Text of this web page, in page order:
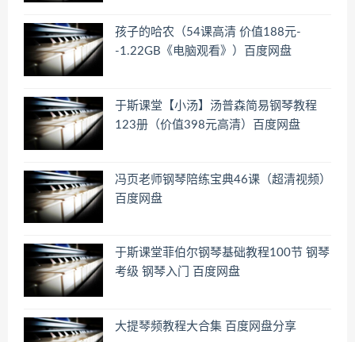
孩子的哈农（54课高清 价值188元-
-1.22GB《电脑观看》）百度网盘
于斯课堂【小汤】汤普森简易钢琴教程
123册（价值398元高清）百度网盘
冯页老师钢琴陪练宝典46课（超清视频）
百度网盘
于斯课堂菲伯尔钢琴基础教程100节 钢琴
考级 钢琴入门 百度网盘
大提琴频教程大合集 百度网盘分享